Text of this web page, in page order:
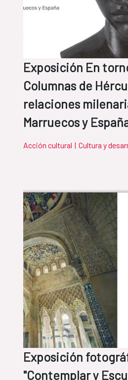
Exposición En
Columnas de
relaciones
Marruecos y
Acción cultural | Cultura y
Exposición
"Contemplar y